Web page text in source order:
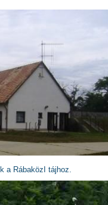
a RábaközI tájhoz.